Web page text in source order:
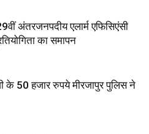
अंतरजनपदीय एलार्म एफिसिएंसी
का समापन
के 50 हजार रुपये मीरजापुर पुलिस ने